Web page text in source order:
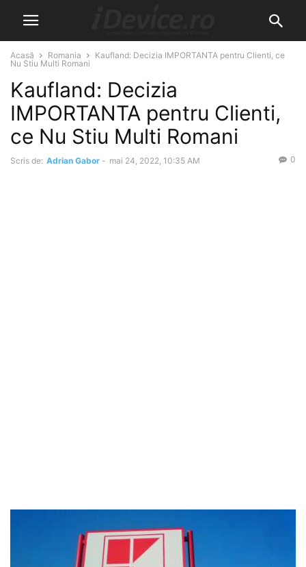
Acasă Romania
Kaufland: Decizia IMPORTANTA pentru Clienti, ce
Nu Stiu Multi Romani
Kaufland: Decizia
IMPORTANTA pentru Clienti,
ce Nu Stiu Multi Romani
Scris de: Adrian Gabor - mai 24, 2022, 10:35 AM 0